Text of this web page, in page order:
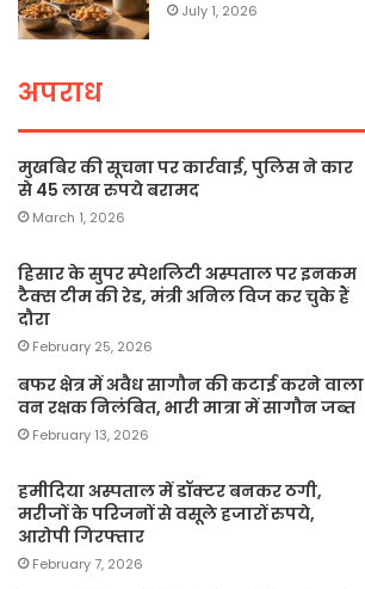
July 1, 2026
अपराध
मुखबिर की सूचना पर कार्रवाई, पुलिस ने कार
से 45 लाख रुपये बरामद
March 1, 2026
हिसार के सुपर स्पेशलिटी अस्पताल पर इनकम
टैक्स टीम की रेड, मंत्री अनिल विज कर चुके हैं
दौरा
February 25, 2026
बफर क्षेत्र में अवैध सागौन की कटाई करने वाला
वन रक्षक निलंबित, भारी मात्रा में सागौन जब्त
February 13, 2026
हमीदिया अस्पताल में डॉक्टर बनकर ठगी,
मरीजों के परिजनों से वसूले हजारों रुपये,
आरोपी गिरफ्तार
February 7, 2026